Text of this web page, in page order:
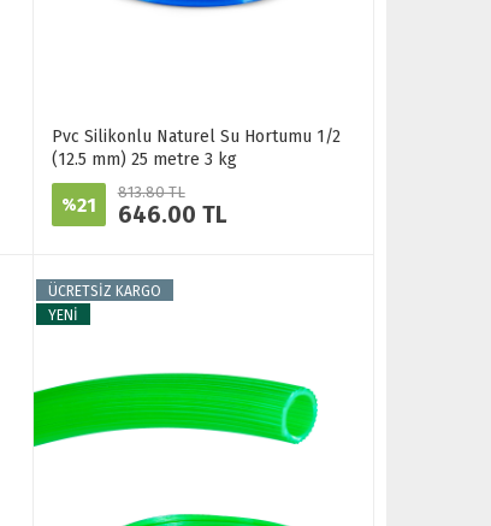
Pvc Silikonlu Naturel Su Hortumu 1/2
(12.5 mm) 25 metre 3 kg
%21
813.80 TL
646.00 TL
ÜCRETSİZ KARGO
YENİ